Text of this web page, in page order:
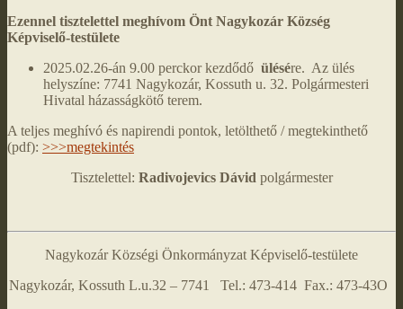
Ezennel tisztelettel meghívom Önt Nagykozár Község
Képviselő-testülete
2025.02.26-án 9.00 perckor kezdődő ülésére. Az ülés
helyszíne: 7741 Nagykozár, Kossuth u. 32. Polgármesteri
Hivatal házasságkötő terem.
A teljes meghívó és napirendi pontok, letölthető / megtekinthető
(pdf): >>>megtekintés
Tisztelettel: Radivojevics Dávid polgármester
Nagykozár Községi Önkormányzat Képviselő-testülete
Nagykozár, Kossuth L.u.32 – 7741 Tel.: 473-414 Fax.: 473-43O